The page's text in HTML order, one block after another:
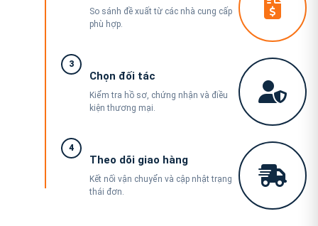
So sánh đề xuất từ các nhà cung cấp
phù hợp.
3
Chọn đối tác
Kiểm tra hồ sơ, chứng nhận và điều
kiện thương mại.
4
Theo dõi giao hàng
Kết nối vận chuyển và cập nhật trạng
thái đơn.